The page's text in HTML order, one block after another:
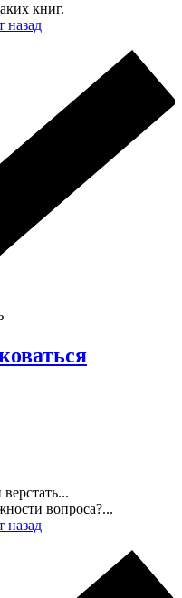
книг.
назад
вопроса?...
назад